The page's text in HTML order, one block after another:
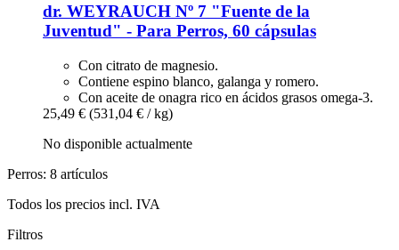
dr. WEYRAUCH Nº 7 "Fuente de la
Juventud" -​ Para Perros, 60 cápsulas
Con citrato de magnesio.
Contiene espino blanco, galanga y romero.
Con aceite de onagra rico en ácidos grasos omega-3.
25,49 € (531,04 € / kg)
No disponible actualmente
Perros: 8 artículos
Todos los precios incl. IVA
Filtros